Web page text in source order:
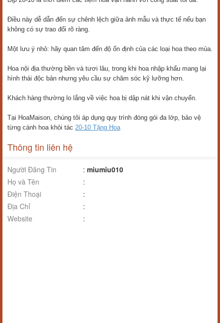
Điều này dễ dẫn đến sự chênh lệch giữa ảnh mẫu và thực tế nếu bạn
không có sự trao đổi rõ ràng.
Một lưu ý nhỏ: hãy quan tâm đến độ ổn định của các loại hoa theo mùa.
Hoa nội địa thường bền và tươi lâu, trong khi hoa nhập khẩu mang lại
hình thái độc bản nhưng yêu cầu sự chăm sóc kỹ lưỡng hơn.
Khách hàng thường lo lắng về việc hoa bị dập nát khi vận chuyển.
Tại HoaMaison, chúng tôi áp dụng quy trình đóng gói đa lớp, bảo vệ
từng cánh hoa khỏi tác 20-10 Tặng Hoa
Thông tin liên hệ
Người Đăng Tin : miumiu010
Họ và Tên
:
Điện Thoại
:
Địa Chỉ
:
Website
: